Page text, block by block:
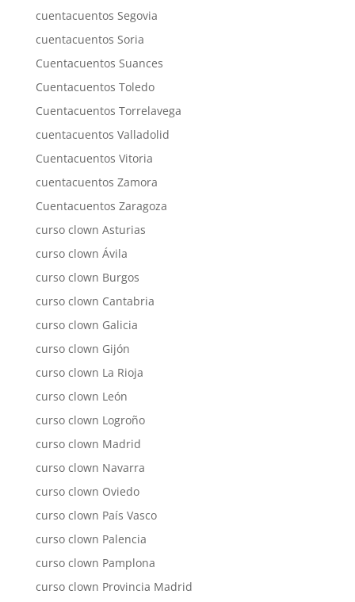
cuentacuentos Segovia
cuentacuentos Soria
Cuentacuentos Suances
Cuentacuentos Toledo
Cuentacuentos Torrelavega
cuentacuentos Valladolid
Cuentacuentos Vitoria
cuentacuentos Zamora
Cuentacuentos Zaragoza
curso clown Asturias
curso clown Ávila
curso clown Burgos
curso clown Cantabria
curso clown Galicia
curso clown Gijón
curso clown La Rioja
curso clown León
curso clown Logroño
curso clown Madrid
curso clown Navarra
curso clown Oviedo
curso clown País Vasco
curso clown Palencia
curso clown Pamplona
curso clown Provincia Madrid